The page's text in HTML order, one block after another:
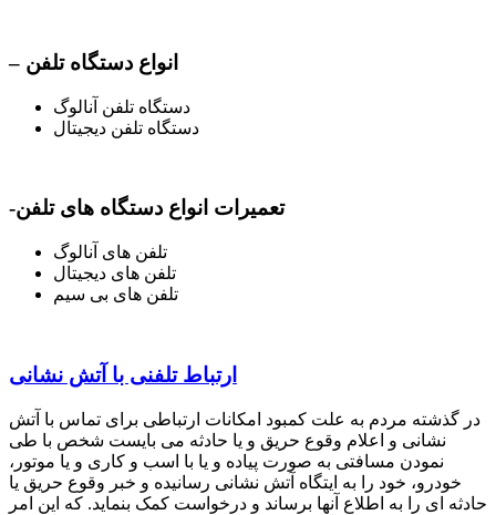
– انواع دستگاه تلفن
دستگاه تلفن آنالوگ
دستگاه تلفن دیجیتال
-تعمیرات انواع دستگاه های تلفن
تلفن های آنالوگ
تلفن های دیجیتال
تلفن های بی سیم
ارتباط تلفنی با آتش نشانی
در گذشته مردم به علت کمبود امکانات ارتباطی برای تماس با آتش
نشانی و اعلام وقوع حریق و یا حادثه می بایست شخص با طی
نمودن مسافتی به صورت پیاده و یا با اسب و کاری و یا موتور،
خودرو، خود را به ایتگاه آتش نشانی رسانیده و خبر وقوع حریق یا
حادثه ای را به اطلاع آنها برساند و درخواست کمک بنماید. که این امر